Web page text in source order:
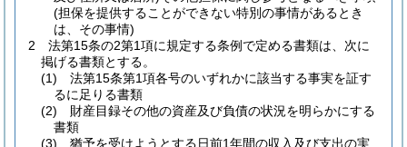
(担保を提供することができない特別の事情があるとき
は、その事情)
2
法第15条の2第1項に規定する条例で定める書類は、次に
掲げる書類とする。
(1)
法第15条第1項各号のいずれかに該当する事実を証す
るに足りる書類
(2)
財産目録その他の資産及び負債の状況を明らかにする
書類
(3)
猶予を受けようとする日前1年間の収入及び支出の実